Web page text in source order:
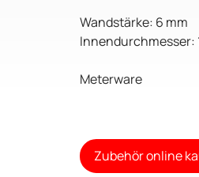
Wandstärke: 6 mm
Innendurchmesser:
Meterware
Zubehör online